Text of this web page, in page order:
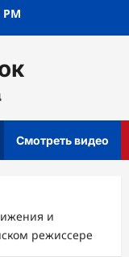
PM
Смотреть видео
и
режиссере